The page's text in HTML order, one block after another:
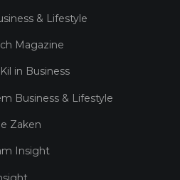
& Lifestyle
Magazine
in Business
Business & Lifestyle
Zaken
Insight